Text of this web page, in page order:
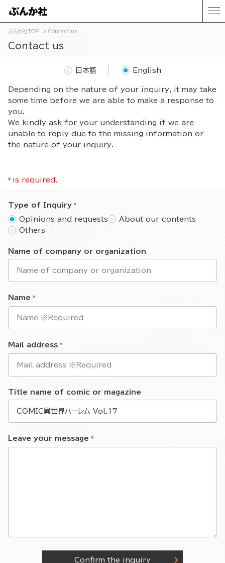
ぶんか社TOP Contact us
Contact us
Depending on the nature of your inquiry, it may take
some time before we are able to make a response to
you.
We kindly ask for your understanding if we are
unable to reply due to the missing information or
the nature of your inquiry.
日本語 English
* is required.
Type of Inquiry
Opinions and requests
About our contents
Others
Name of company or organization
Name
Mail address
Title name of comic or magazine
Leave your message
Confirm the inquiry